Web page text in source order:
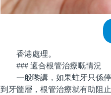
香港處理。
### 適合根管治療嘅情況
一般嚟講，如果蛀牙只係停
到牙髓層，根管治療就有助阻